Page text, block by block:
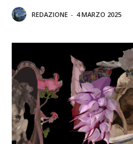
REDAZIONE - 4 MARZO 2025